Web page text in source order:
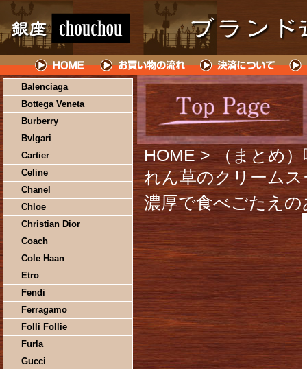
Balenciaga
Bottega Veneta
Burberry
Bvlgari
Cartier
Celine
Chanel
Chloe
Christian Dior
Coach
Cole Haan
Etro
Fendi
Ferragamo
Folli Follie
Furla
Gucci
HOME > （まとめ
れん草のクリーム
濃厚で食べごたえ